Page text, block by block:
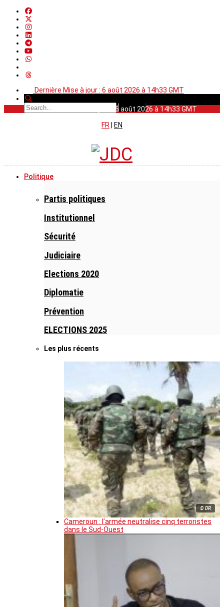
Dernière Mise à jour : 6 août 2026 à 14h33 GMT
Dernière Mise à jour : 6 août 2026 à 14h33 GMT
FR
EN
Politique
Partis politiques
Institutionnel
Sécurité
Judiciaire
Elections 2020
Diplomatie
Prévention
ELECTIONS 2025
Les plus récents
© DR
Cameroun : l’armée neutralise cinq terroristes
dans le Sud-Ouest